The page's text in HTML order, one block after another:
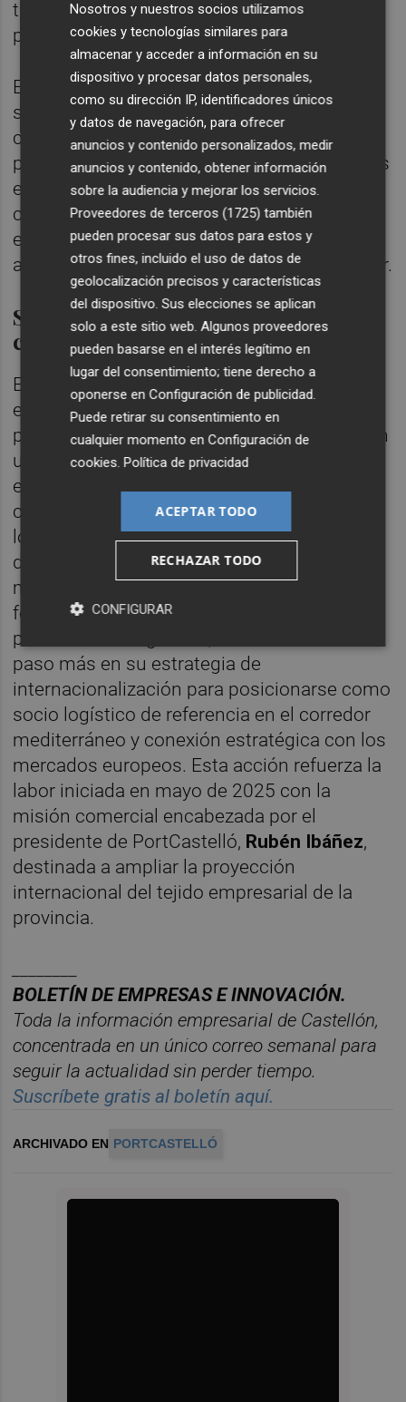
toneladas movidas con Marruecos en ese
periodo.
En este escenario, el puerto de Casablanca
se consolida como socio clave del puerto
castellonense. De hecho, es el segundo
puerto en importancia para PortCastelló tras
el puerto de Agadir. El intercambio
comercial entre Castellón y Casablanca
experimenta una subida del 200% en el
acumulado de este año respecto del anterior.
Sectores estratégicos y
conectividad
Esta intensa actividad comercial está
estrechamente vinculada a los sectores
productivos de la provincia de Castellón, con
un flujo de mercancías regular y en
expansión en ámbitos como la industria
cerámica, los materiales de construcción y
los graneles sólidos. Así, el principal tráfico
de mercancías que el puerto de Castellón
mantiene con Marruecos es, por este orden,
feldespato y azulejos y baldosas. Con su
presencia en LogisMed, PortCastelló da un
paso más en su estrategia de
internacionalización para posicionarse como
socio logístico de referencia en el corredor
mediterráneo y conexión estratégica con los
mercados europeos. Esta acción refuerza la
labor iniciada en mayo de 2025 con la
misión comercial encabezada por el
presidente de PortCastelló, Rubén Ibáñez,
destinada a ampliar la proyección
internacional del tejido empresarial de la
provincia.
BOLETÍN DE EMPRESAS E INNOVACIÓN.
Toda la información empresarial de Castellón,
concentrada en un único correo semanal para
seguir la actualidad sin perder tiempo.
Suscríbete gratis al boletín aquí.
ARCHIVADO EN PORTCASTELLÓ
Nosotros y nuestros socios utilizamos
cookies y tecnologías similares para
almacenar y acceder a información en su
dispositivo y procesar datos personales,
como su dirección IP, identificadores únicos
y datos de navegación, para ofrecer
anuncios y contenido personalizados, medir
anuncios y contenido, obtener información
sobre la audiencia y mejorar los servicios.
Proveedores de terceros (1725) también
pueden procesar sus datos para estos y
otros fines, incluido el uso de datos de
geolocalización precisos y características
del dispositivo. Sus elecciones se aplican
solo a este sitio web. Algunos proveedores
pueden basarse en el interés legítimo en
lugar del consentimiento; tiene derecho a
oponerse enConfiguración de publicidad
Puede retirar su consentimiento en
cualquier momento enConfiguración de
cookies .Política de privacidad
ACEPTAR TODO
RECHAZAR TODO
CONFIGURAR